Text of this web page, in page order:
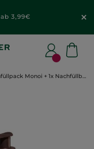
ab 3,99€
Special Set mit 1x Nachfüllpack Monoi + 1x Nachfüllbare Flasche